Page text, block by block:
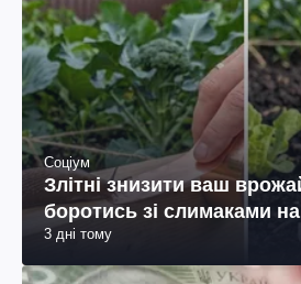
Соціум
Злітні знизити ваш
боротись зі слимаками на
3 дні тому